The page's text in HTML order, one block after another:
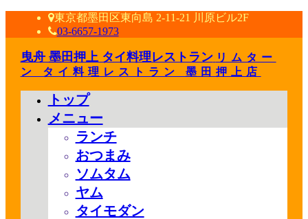
東京都墨田区東向島 2-11-21 川原ビル2F
03-6657-1973
曳舟 墨田押上 タイ料理レストラン リムター
ン タイ料理レストラン 墨田押上店
トップ
メニュー
ランチ
おつまみ
ソムタム
ヤム
タイモダン